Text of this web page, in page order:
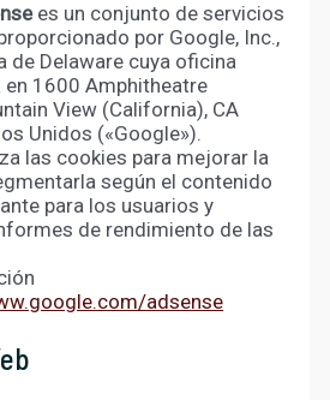
es un conjunto de servicios
por Google, Inc.,
de Delaware cuya oficina
en 1600 Amphitheatre
View (California), CA
Unidos («Google»).
las cookies para mejorar la
según el contenido
para los usuarios y
de rendimiento de las
adsense